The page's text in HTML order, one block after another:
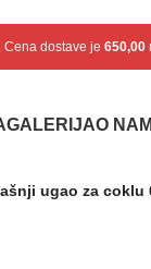
dostave je 650,00
GALERIJAO
ugao za coklu